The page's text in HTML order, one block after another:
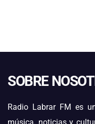
SOBRE
Radio Labrar FM es
música, noticias y